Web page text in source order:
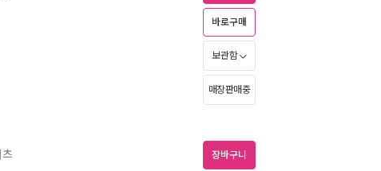
바로구매
보관함
매장판매중
츠 장바구니